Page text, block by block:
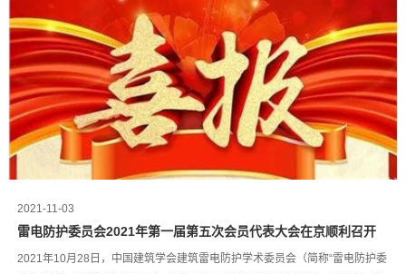
2021-11-03
雷电防护委员会2021年第一届第五次会员代表大会在京顺利召开
2021年10月28日，中国建筑学会建筑雷电防护学术委员会（简称“雷电防护委